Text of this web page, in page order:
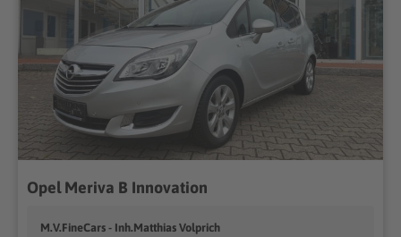
Opel Meriva B Innovation
M.V.FineCars - Inh.Matthias Volprich